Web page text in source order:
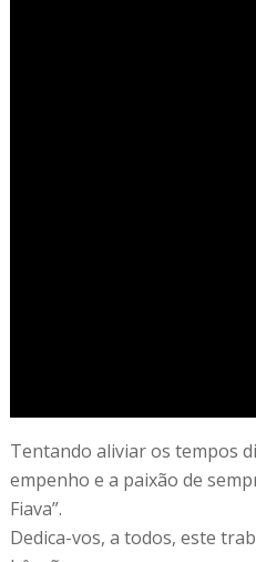
Tentando aliviar os tempos
empenho e a paixão de
Fiava”.
Dedica-vos, a todos, este